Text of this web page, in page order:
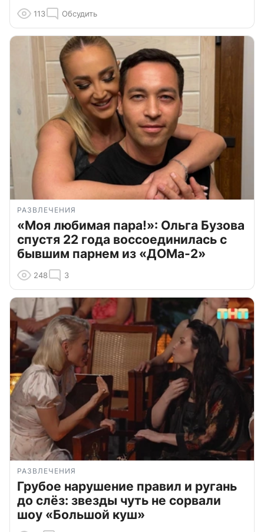
113 Обсудить
РАЗВЛЕЧЕНИЯ
«Моя любимая пара!»: Ольга Бузова
спустя 22 года воссоединилась с
бывшим парнем из «ДОМа-2»
248 3
РАЗВЛЕЧЕНИЯ
Грубое нарушение правил и ругань
до слёз: звезды чуть не сорвали
шоу «Большой куш»